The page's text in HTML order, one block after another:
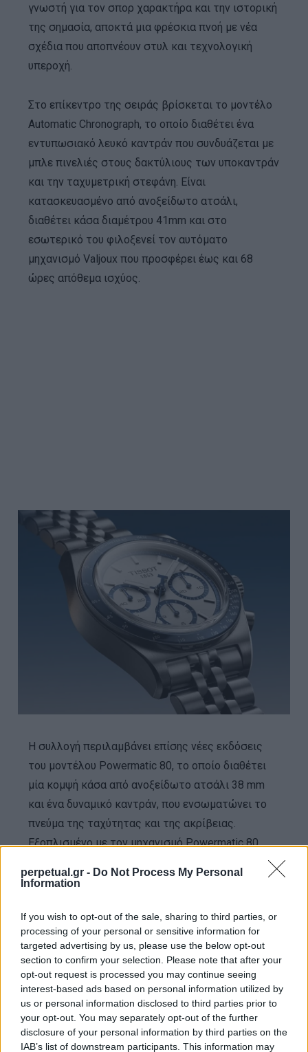
perpetual.gr - Do Not Process My Personal
Information
If you wish to opt-out of the sale, sharing to third parties, or
processing of your personal or sensitive information for
targeted advertising by us, please use the below opt-out
section to confirm your selection. Please note that after your
opt-out request is processed you may continue seeing
interest-based ads based on personal information utilized by
us or personal information disclosed to third parties prior to
your opt-out. You may separately opt-out of the further
disclosure of your personal information by third parties on the
IAB’s list of downstream participants. This information may
γνωστή για τον σπορ χαρακτήρα και την ιστορική
της σημασία, αποκτά μια φρέσκια πνοή με νέα
σχέδια που αποπνέουν στυλ και τεχνολογική
υπεροχή.
Στο επίκεντρο της σειράς βρίσκεται το μοντέλο
Automatic Chronograph, το οποίο διαθέτει ένα
εντυπωσιακό λευκό καντράν που συνδυάζεται με
μπλε πινελιές στους δακτύλιους των υποκαντράν
και την ταχυμετρική στεφάνη. Είναι
κατασκευασμένο από ανοξείδωτο ατσάλι,
διαθέτει κάσα διαμέτρου 41mm και στο
εσωτερικό του φιλοξενεί τον αυτόματο
μηχανισμό Valjoux που προσφέρει έως και 68
ώρες απόθεμα ισχύος.
Η συλλογή περιλαμβάνει επίσης νέες εκδόσεις
του μοντέλου Powermatic 80, το οποίο διαθέτει
μία κομψή κάσα από ανοξείδωτο ατσάλι 38 mm
και ένα δυναμικό καντράν, που ενσωματώνει το
πνεύμα της ταχύτητας και της ακρίβειας.
Εξοπλισμένο με τον μηχανισμό Powermatic 80,
ακολουθούν έναν δραστήριο τρόπο ζωής.